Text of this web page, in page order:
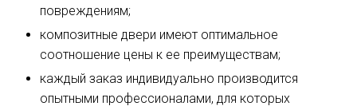
повреждениям;
композитные двери имеют оптимальное
соотношение цены к ее преимуществам;
каждый заказ индивидуально производится
опытными профессионалами, для которых